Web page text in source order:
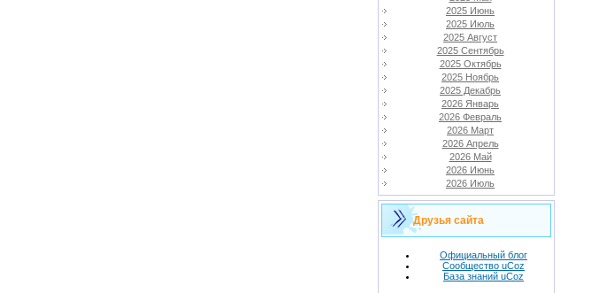
2025 Июнь
2025 Июль
2025 Август
2025 Сентябрь
2025 Октябрь
2025 Ноябрь
2025 Декабрь
2026 Январь
2026 Февраль
2026 Март
2026 Апрель
2026 Май
2026 Июнь
2026 Июль
Друзья сайта
Официальный блог
Сообщество uCoz
База знаний uCoz